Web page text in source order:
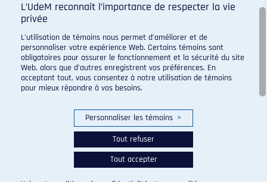
© 2026 Carabins de l'Université de Montréal. Tous droits
réservés.
L’UdeM reconnaît l’importance de respecter la vie
privée
L’utilisation de témoins nous permet d’améliorer et de
personnaliser votre expérience Web. Certains témoins sont
obligatoires pour assurer le fonctionnement et la sécurité du site
Web, alors que d’autres enregistrent vos préférences. En
acceptant tout, vous consentez à notre utilisation de témoins
pour mieux répondre à vos besoins.
Personnaliser les témoins >
Tout refuser
Tout accepter